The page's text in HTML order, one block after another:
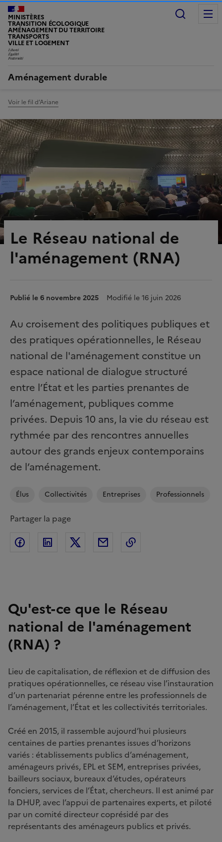
MINISTÈRES
TRANSITION ÉCOLOGIQUE
AMÉNAGEMENT DU TERRITOIRE
TRANSPORTS
VILLE ET LOGEMENT
LIBERTÉ, ÉGALITÉ, FRATERNITÉ
Aménagement durable
Voir le fil d’Ariane
Le Réseau national de
l'aménagement (RNA)
Publié le 6 novembre 2025 Modifié le 16 juin 2026
Au croisement des politiques publiques et
des pratiques opérationnelles, le Réseau
national de l'aménagement constitue un
espace national de dialogue structuré
entre l’État et les parties prenantes de
l’aménagement, publiques comme
privées. Depuis 10 ans, la vie du réseau est
rythmée par des rencontres annuelles
autour des grands enjeux contemporains
de l’aménagement.
Élus Collectivités Entreprises Professionnels
Partager la page
Partager sur Facebook
Partager sur Linkedin
Partager sur Twitter
Partager par Email
Qu'est-ce que le Réseau
national de l'aménagement
(RNA) ?
Lieu de capitalisation, de réflexion et de diffusion des
pratiques opérationnelles, ce réseau vise l’instauration
d’un partenariat pérenne entre les professionnels de
l’aménagement, l’État et les collectivités territoriales.
Créé en 2015, il rassemble aujourd’hui plusieurs
centaines de parties prenantes issues d’horizons
variés : établissements publics d’aménagement,
aménageurs privés, EPL et SEM, entreprises privées,
bailleurs sociaux, bureaux d’études, opérateurs
fonciers, services de l’État, chercheurs. Il est animé par
la DHUP, avec l’appui de partenaires experts, et piloté
par un comité directeur coprésidé par des
représentants des aménageurs publics et privés.